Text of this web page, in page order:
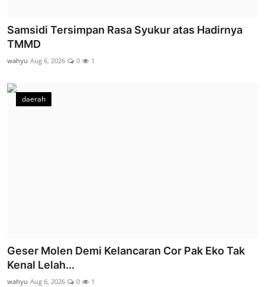
Samsidi Tersimpan Rasa Syukur atas Hadirnya
TMMD
wahyu Aug 6, 2026 0 1
daerah
Geser Molen Demi Kelancaran Cor Pak Eko Tak
Kenal Lelah...
wahyu Aug 6, 2026 0 1